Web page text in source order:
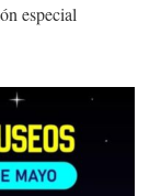
especial